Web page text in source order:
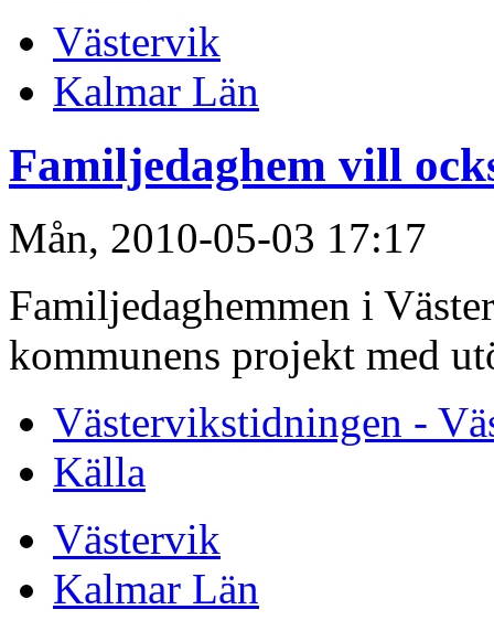
Västervik
Kalmar Län
Familjedaghem vill
Mån, 2010-05-03 17:17
Familjedaghemmen i
kommunens projekt med
Västervikstidningen -
Källa
Västervik
Kalmar Län